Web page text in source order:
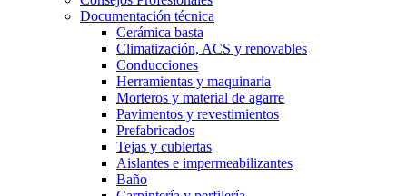
Documentación técnica
Cerámica basta
Climatización, ACS y renovables
Conducciones
Herramientas y maquinaria
Morteros y material de agarre
Pavimentos y revestimientos
Prefabricados
Tejas y cubiertas
Aislantes e impermeabilizantes
Baño